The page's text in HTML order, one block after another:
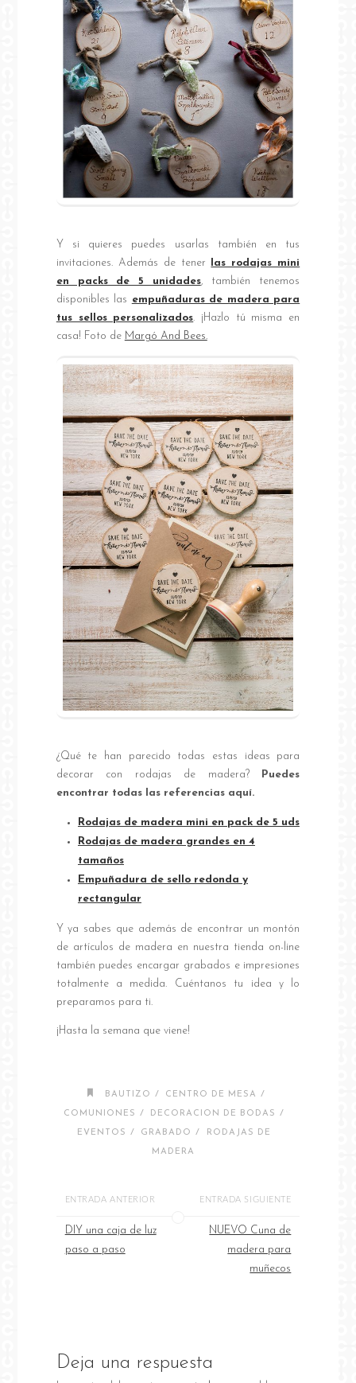
Y si quieres puedes usarlas también en tus
invitaciones. Además de tener
las rodajas mini
en packs de 5 unidades, también tenemos
disponibles las empuñaduras de madera para
tus sellos personalizados . ¡Hazlo tú misma en
casa! Foto de Margó And Bees.
¿Qué te han parecido todas estas ideas para
decorar con rodajas de madera?
Puedes
encontrar todas las referencias aquí.
Rodajas de madera mini en pack de 5 uds
Rodajas de madera grandes en 4
tamaños
Empuñadura de sello redonda y
rectangular
Y ya sabes que además de encontrar un montón
de artículos de madera en nuestra tienda on-line
también puedes encargar grabados e impresiones
totalmente a medida. Cuéntanos tu idea y lo
preparamos para ti.
¡Hasta la semana que viene!
BAUTIZO / CENTRO DE MESA /
COMUNIONES / DECORACION DE BODAS /
EVENTOS / GRABADO / RODAJAS DE
MADERA
ENTRADA ANTERIOR
DIY una caja de luz
paso a paso
ENTRADA SIGUIENTE
NUEVO Cuna de
madera para
muñecos
Deja una respuesta